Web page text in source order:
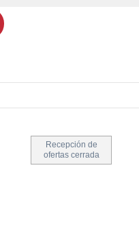
Recepción de
ofertas cerrada